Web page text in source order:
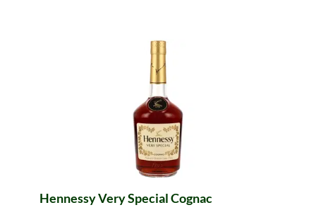
Hennessy Very Special Cognac